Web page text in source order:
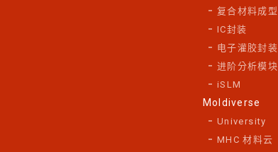
复合材料成型
IC封装
电子灌胶封装
进阶分析模块
iSLM
Moldiverse
University
MHC 材料云